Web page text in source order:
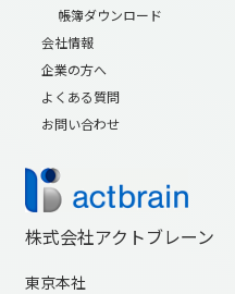
帳簿ダウンロード
会社情報
企業の方へ
よくある質問
お問い合わせ
株式会社アクトブレーン
東京本社